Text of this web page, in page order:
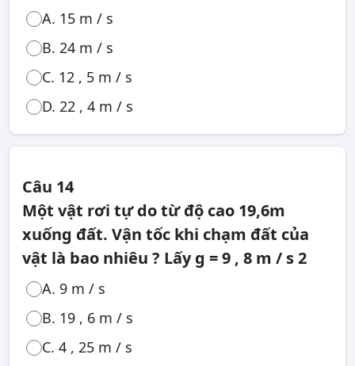
A. 15 m / s
B. 24 m / s
C. 12 , 5 m / s
D. 22 , 4 m / s
Câu 14
Một vật rơi tự do từ độ cao 19,6m
xuống đất. Vận tốc khi chạm đất của
vật là bao nhiêu ? Lấy g = 9 , 8 m / s 2
A. 9 m / s
B. 19 , 6 m / s
C. 4 , 25 m / s